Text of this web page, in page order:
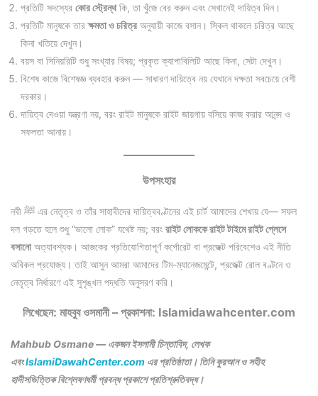
প্রতিটি সদস্যের কোর স্ট্রেন্থকি, তা খুঁজে বের করুন এবং সেখানেই দায়িত্ব দিন।
প্রতিটি মানুষকে তারক্ষমতা ও চরিত্র অনুযায়ী কাজে বসান। স্কিল থাকলে চরিত্র আছে
কিনা খতিয়ে দেখুন।
বয়স বা সিনিয়রিটি শুধু সংখ্যার বিষয়; প্রকৃত ক্যাপাবিলিটি আছে কিনা, সেটা দেখুন।
বিশেষ কাজে বিশেষজ্ঞ ব্যবহার করুন — সাধারণ দায়িত্বে নয় যেখানে দক্ষতা সবচেয়ে বেশী
দরকার।
দায়িত্ব দেওয়া যন্ত্রণা নয়, বরং রাইট মানুষকে রাইট জায়গায় বসিয়ে কাজ করার আনন্দ ও
সফলতা আনায়।
উপসংহার
নবী ﷺ এর নেতৃত্ব ও তাঁর সাহাবীদের দায়িত্ববণ্টনের এই চার্ট আমাদের শেখায় যে— সফল
দল গড়তে হলে শুধু “ভালো লোক” যথেষ্ট নয়; বরং রাইট লোককে রাইট টাইমে রাইট প্লেসে
বসানোঅত্যাবশ্যক। আজকের প্রতিযোগিতাপূর্ণ কর্পোরেট বা প্রজেক্ট পরিবেশেও এই নীতি
অবিকল প্রযোজ্য। তাই আসুন আমরা আমাদের টিম-ম্যানেজমেন্টে, প্রজেক্ট রোল বণ্টনে ও
নেতৃত্ব নির্ধারণে এই সুশৃঙ্খল পদ্ধতি অনুসরণ করি।
লিখেছেন: মাহবুব ওসমানী – প্রকাশনা: Islamidawahcenter.com
Mahbub Osmane — একজন ইসলামী চিন্তাবিদ, লেখক
এবংIslamiDawahCenter.com এর প্রতিষ্ঠাতা। তিনি কুরআন ও সহীহ
হাদীসভিত্তিক বিশ্লেষণধর্মী প্রবন্ধ প্রকাশে প্রতিশ্রুতিবদ্ধ।